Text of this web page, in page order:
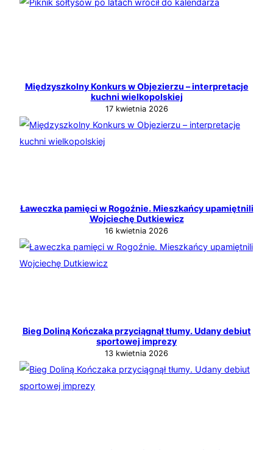
Międzyszkolny Konkurs w Objezierzu – interpretacje
kuchni wielkopolskiej
17 kwietnia 2026
Ławeczka pamięci w Rogoźnie. Mieszkańcy upamiętnili
Wojciechę Dutkiewicz
16 kwietnia 2026
Bieg Doliną Kończaka przyciągnął tłumy. Udany debiut
sportowej imprezy
13 kwietnia 2026